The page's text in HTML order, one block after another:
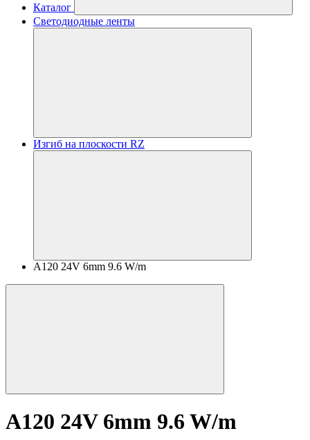
Каталог
Светодиодные ленты
Изгиб на плоскости RZ
A120 24V 6mm 9.6 W/m
A120 24V 6mm 9.6 W/m